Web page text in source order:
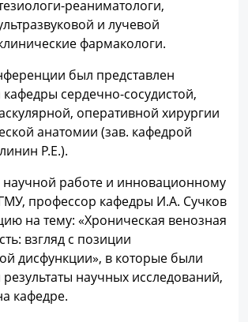
реаниматологи,
и лучевой
фармакологи.
был представлен
сердечно-сосудистой,
оперативной хирургии
анатомии (зав. кафедрой
Р.Е.).
работе и инновационному
профессор кафедры И.А. Сучков
на тему: «Хроническая венозная
взгляд с позиции
дисфункции», в которые были
научных исследований,
кафедре.